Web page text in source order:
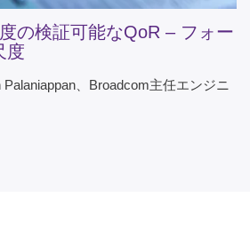
の検証可能なQoR – フォー
度
、Broadcom主任エンジニ